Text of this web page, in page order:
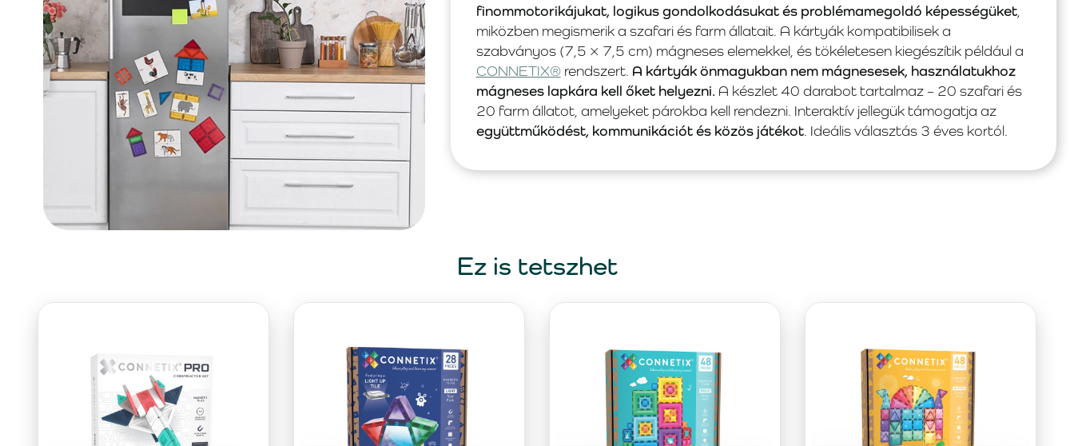
finommotorikájukat, logikus gondolkodásukat és problémamegoldó képességüket,
miközben megismerik a szafari és farm állatait. A kártyák kompatibilisek a
szabványos (7,5 × 7,5 cm) mágneses elemekkel, és tökéletesen kiegészítik például a
CONNETIX®rendszert. A kártyák önmagukban nem mágnesesek, használatukhoz
mágneses lapkára kell őket helyezni. A készlet 40 darabot tartalmaz – 20 szafari és
20 farm állatot, amelyeket párokba kell rendezni. Interaktív jellegük támogatja az
együttműködést, kommunikációt és közös játékot. Ideális választás 3 éves kortól.
Ez is tetszhet